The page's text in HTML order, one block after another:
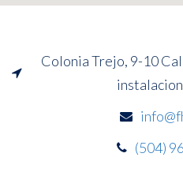
Colonia Trejo, 9-10
(504)